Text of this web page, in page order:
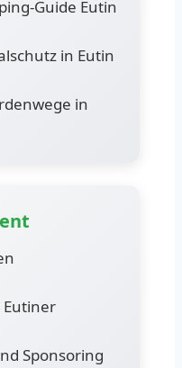
Guide Eutin
in Eutin
in
Eutiner
Sponsoring